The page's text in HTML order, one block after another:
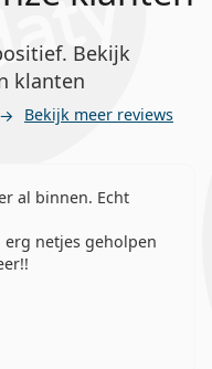
Bekijk
klanten
Bekijk meer reviews
al binnen. Echt
erg netjes geholpen